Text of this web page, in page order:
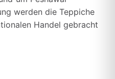
werden die Teppiche
Handel gebracht